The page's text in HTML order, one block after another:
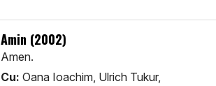
Amin (2002)
Amen.
Cu: Oana Ioachim, Ulrich Tukur,